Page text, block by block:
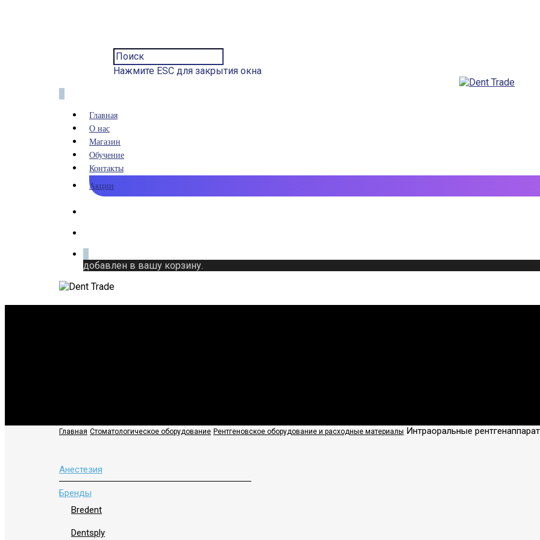
Нажмите ESC для закрытия окна
Главная
О нас
Магазин
Обучение
Контакты
Акции
добавлен в вашу корзину.
Главная Стоматологическое оборудование Рентгеновское оборудование и расходные материалы Интраоральные
Анестезия
Бренды
Bredent
Dentsply